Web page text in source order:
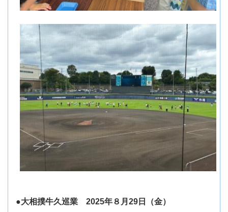
●大相撲牛久巡業 2025年８月29日（金）